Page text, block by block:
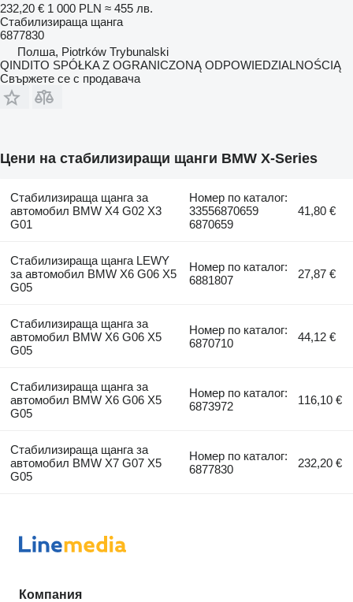
232,20 € 1 000 PLN ≈ 455 лв.
Стабилизираща щанга
6877830
Полша, Piotrków Trybunalski
QINDITO SPÓŁKA Z OGRANICZONĄ ODPOWIEDZIALNOŚCIĄ
Свържете се с продавача
Цени на стабилизиращи щанги BMW X-Series
Стабилизираща щанга за
автомобил BMW X4 G02 X3
G01
Номер по каталог:
33556870659
6870659
41,80 €
Стабилизираща щанга LEWY
за автомобил BMW X6 G06 X5
G05
Номер по каталог:
6881807
27,87 €
Стабилизираща щанга за
автомобил BMW X6 G06 X5
G05
Номер по каталог:
6870710
44,12 €
Стабилизираща щанга за
автомобил BMW X6 G06 X5
G05
Номер по каталог:
6873972
116,10 €
Стабилизираща щанга за
автомобил BMW X7 G07 X5
G05
Номер по каталог:
6877830
232,20 €
Компания